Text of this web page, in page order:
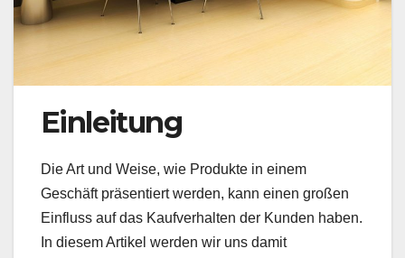
Einleitung
Die Art und Weise, wie Produkte in einem
Geschäft präsentiert werden, kann einen großen
Einfluss auf das Kaufverhalten der Kunden haben.
In diesem Artikel werden wir uns damit